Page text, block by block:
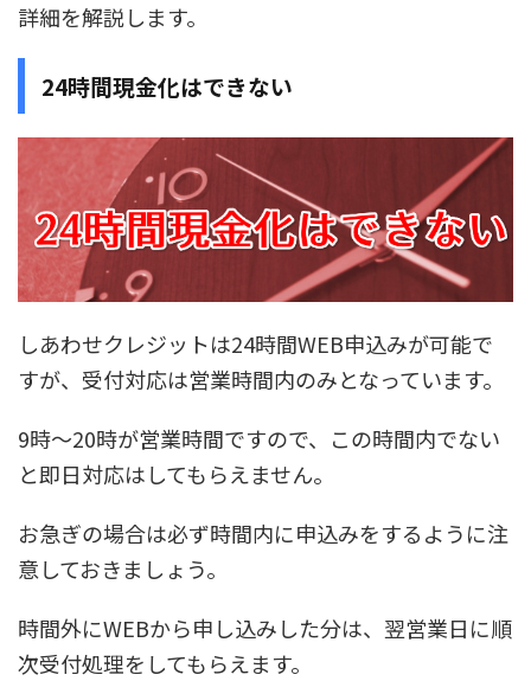
詳細を解説します。
24時間現金化はできない
しあわせクレジットは24時間WEB申込みが可能で
すが、 受付対応は営業時間内のみとなっています。
9時～20時が営業時間ですので、この時間内でない
と即日対応はしてもらえません。
お急ぎの場合は必ず時間内に申込みをするように注
意しておきましょう。
時間外にWEBから申し込みした分は、翌営業日に順
次受付処理をしてもらえます。